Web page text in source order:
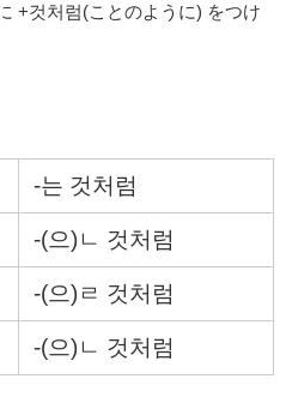
+것처럼(ことのように) をつけ
-는 것처럼
-(으)ㄴ 것처럼
-(으)ㄹ 것처럼
-(으)ㄴ 것처럼